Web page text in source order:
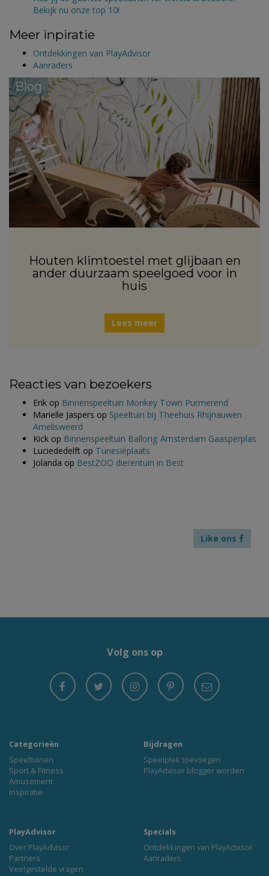
Bekijk nu onze top 10!
Meer inpiratie
Ontdekkingen van PlayAdvisor
Aanraders
Blog
Houten klimtoestel met glijbaan en
ander duurzaam speelgoed voor in
huis
Lees meer
Reacties van bezoekers
Erik op Binnenspeeltuin Monkey Town Purmerend
Marielle Jaspers op Speeltuin bij Theehuis Rhijnauwen
Amelisweerd
Kick op Binnenspeeltuin Ballorig Amsterdam Gaasperplas
Luciededelft op Tunesiëplaats
Jolanda op BestZOO dierentuin in Best
Like ons
Volg ons op
Categorieën
Speeltuinen
Sport & Fitness
Amusement
Inspiratie
Bijdragen
Speelplek toevoegen
PlayAdvisor blogger worden
PlayAdvisor
Over PlayAdvisor
Partners
Veelgestelde vragen
Specials
Ontdekkingen van PlayAdvisor
Aanraders